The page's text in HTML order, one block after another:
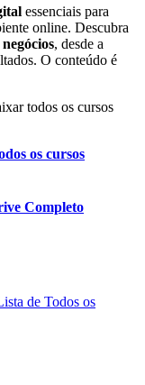
essenciais para
online. Descubra
, desde a
O conteúdo é
todos os cursos
os cursos
Completo
de Todos os